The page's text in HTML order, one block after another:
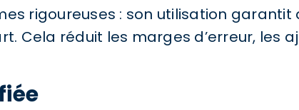
rigoureuses : son utilisation
Cela réduit les marges d’erreur, les